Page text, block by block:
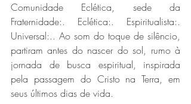
Comunidade Eclética, sede da
Fraternidade:. Eclética:. Espiritualista:.
Universal:.. Ao som do toque de silêncio,
partiram antes do nascer do sol, rumo à
jornada de busca espiritual, inspirada
pela passagem do Cristo na Terra, em
seus últimos dias de vida.